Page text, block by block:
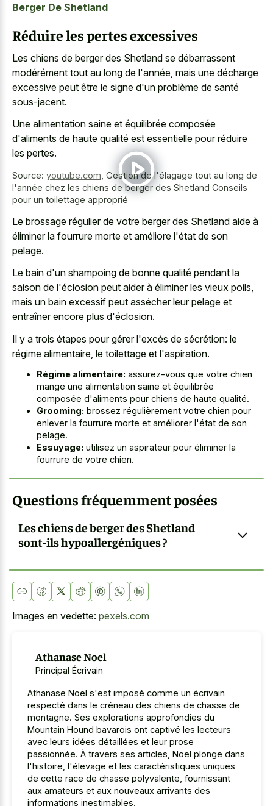
Berger De Shetland
Réduire les pertes excessives
Les chiens de berger des Shetland se débarrassent
modérément tout au long de l'année, mais une décharge
excessive peut être le signe d'un problème de santé
sous-jacent.
Une alimentation saine et équilibrée composée
d'aliments de haute qualité est essentielle pour réduire
les pertes.
Source: youtube.com Gestion de l'élagage tout au long de
l'année chez les chiens de berger des Shetland Conseils
pour un toilettage approprié
Le brossage régulier de votre berger des Shetland aide à
éliminer la fourrure morte et améliore l'état de son
pelage.
Le bain d'un shampoing de bonne qualité pendant la
saison de l'éclosion peut aider à éliminer les vieux poils,
mais un bain excessif peut assécher leur pelage et
entraîner encore plus d'éclosion.
Il y a trois étapes pour gérer l'excès de sécrétion: le
régime alimentaire, le toilettage et l'aspiration.
Régime alimentaire: assurez-vous que votre chien
mange une alimentation saine et équilibrée
composée d'aliments pour chiens de haute qualité.
Grooming: brossez régulièrement votre chien pour
enlever la fourrure morte et améliorer l'état de son
pelage.
Essuyage: utilisez un aspirateur pour éliminer la
fourrure de votre chien.
Questions fréquemment posées
Les chiens de berger des Shetland
sont-ils hypoallergéniques ?
Images en vedette: pexels.com
Athanase Noel
Principal Écrivain
Athanase Noel s'est imposé comme un écrivain
respecté dans le créneau des chiens de chasse de
montagne. Ses explorations approfondies du
Mountain Hound bavarois ont captivé les lecteurs
avec leurs idées détaillées et leur prose
passionnée. À travers ses articles, Noel plonge dans
l'histoire, l'élevage et les caractéristiques uniques
de cette race de chasse polyvalente, fournissant
aux amateurs et aux nouveaux arrivants des
informations inestimables.